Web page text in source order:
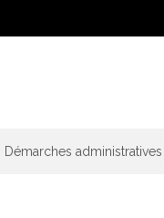
Démarches administratives